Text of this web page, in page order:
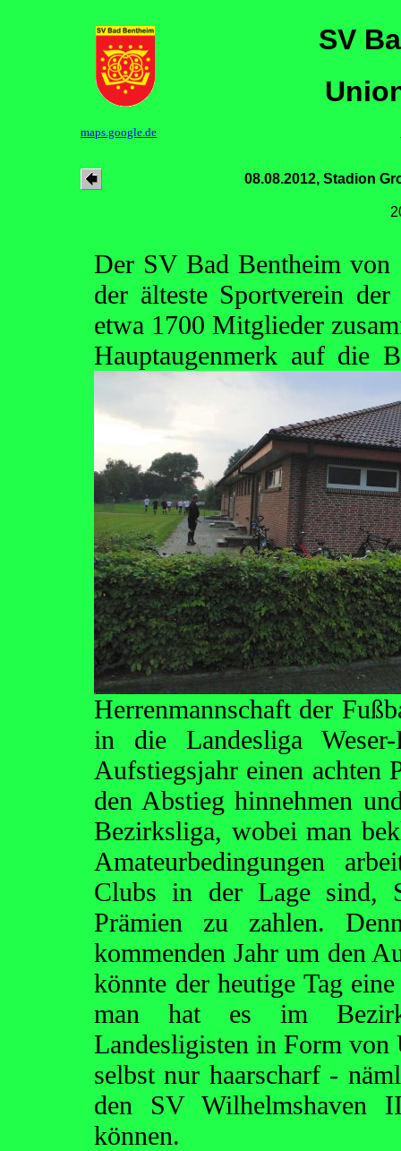
SV
maps.google.de
08.08.2012, Stadion
Der SV Bad Bentheim von
der älteste Sportverein
etwa 1700 Mitglieder
Hauptaugenmerk auf die
Herrenmannschaft der
in die Landesliga
Aufstiegsjahr einen achten
den Abstieg hinnehmen
Bezirksliga, wobei man
Amateurbedingungen
Clubs in der Lage sind,
Prämien zu zahlen.
kommenden Jahr um den
könnte der heutige Tag
man hat es im
Landesligisten in Form von
selbst nur haarscharf -
den SV Wilhelmshaven
können.